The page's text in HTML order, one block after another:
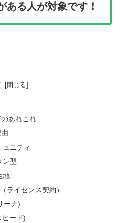
ある人が対象です！
あれこれ
ュニティ
ン型
地
ライセンス契約）
ーナ)
ード)